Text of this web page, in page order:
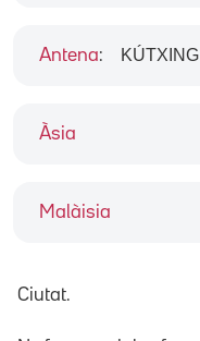
Àsia
Malàisia
Antena: KÚTXING
Ciutat.